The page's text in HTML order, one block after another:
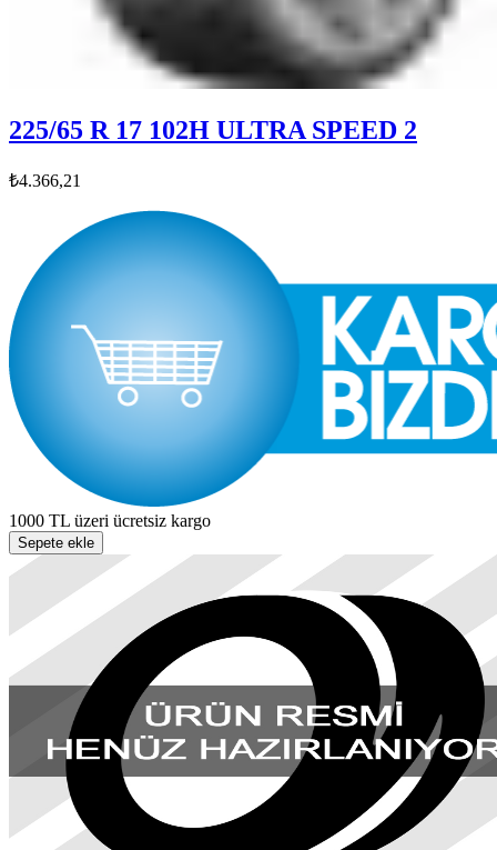
225/65 R 17 102H ULTRA SPEED 2
₺4.366,21
1000 TL üzeri ücretsiz kargo
Sepete ekle